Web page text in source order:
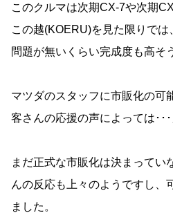
このクルマは次期CX-7や次期
この越(KOERU)を見た限りで
問題が無いくらい完成度も高そ
マツダのスタッフに市販化の可
客さんの応援の声によっては･･
まだ正式な市販化は決まってい
んの反応も上々のようですし、
ました。